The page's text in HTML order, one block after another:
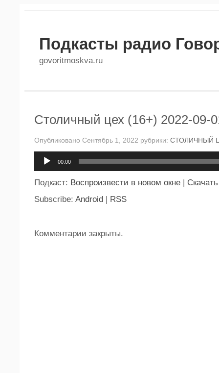
Подкасты радио
govoritmoskva.ru
Столичный цех (16+) 2022-09-
Опубликовано Сентябрь 1, 2022 рубрики: СТОЛИЧНЫЙ
00:00
Подкаст: Воспроизвести в новом окне | Скачать
Subscribe: Android | RSS
Комментарии закрыты.